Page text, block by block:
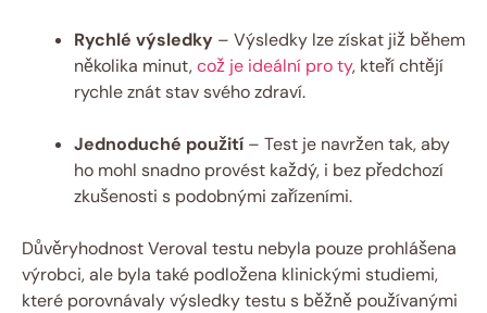
Rychlé výsledky – Výsledky lze získat již během‍
několika ⁢minut,což je ideální pro ty, kteří chtějí
rychle znát stav svého zdraví.
Jednoduché použití – Test‍ je navržen tak, aby
ho ​mohl snadno provést každý, i bez předchozí
zkušenosti s‌ podobnými zařízeními.
Důvěryhodnost Veroval testu nebyla pouze prohlášena
výrobci, ale byla také podložena klinickými studiemi,
které porovnávaly výsledky testu⁣ s běžně používanými